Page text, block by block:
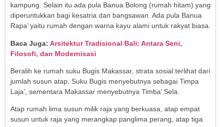
kampung. Selain itu ada pula Banua Bolong (rumah hitam) yang
diperuntukkan bagi kesatria dan bangsawan. Ada pula Banua
Rapa’ yaitu rumah dengan warna kayu alami untuk rakyat biasa.
Baca Juga: Arsitektur Tradisional Bali: Antara Seni,
Filosofi, dan Modernisasi
Beralih ke rumah suku Bugis Makassar, strata sosial terlihat dari
jumlah susun atap. Suku Bugis menyebutnya sebagai Timpa
Laja’, sementara Makassar menyebutnya Timba’ Sela.
Atap rumah lima susun milik raja yang berkuasa, atap empat
susun untuk raja yang merangkap panglima perang, atap tiga